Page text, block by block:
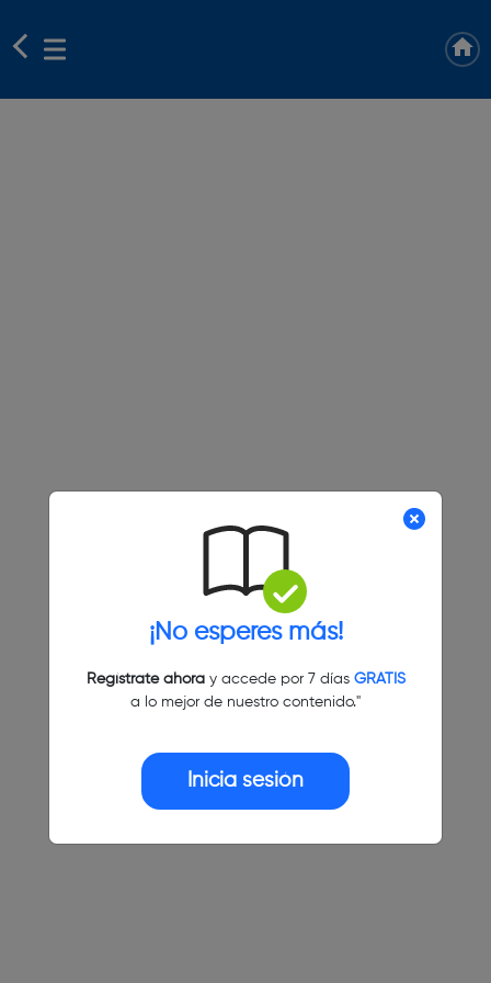
¡No esperes más!
Regístrate ahoray accede por 7 días GRATIS
a lo mejor de nuestro contenido."
Inicia sesión